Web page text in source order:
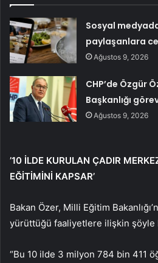
Sosyal
paylaşanlara
Ağustos 9, 2026
CHP’de Özgür
Başkanlığı
Ağustos 9, 2026
’10 İLDE KURULAN ÇADIR
EĞİTİMİNİ KAPSAR’
Bakan Özer, Milli Eğitim
yürüttüğü faaliyetlere ilişkin şöyle
“Bu 10 ilde 3 milyon 784 bin 411